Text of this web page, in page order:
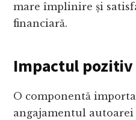
mare împlinire și
financiară.
Impactul
O componentă
angajamentul